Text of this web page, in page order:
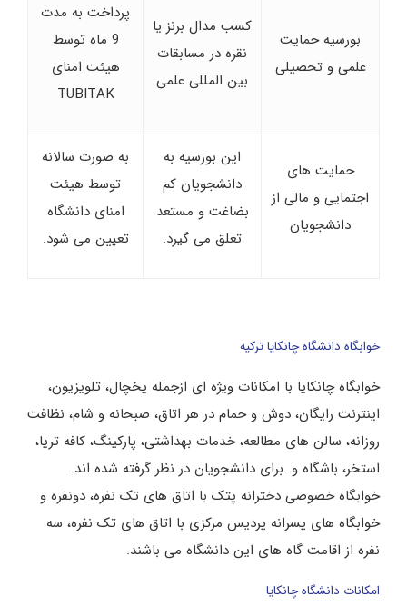
بورسیه حمایت
علمی و تحصیلی
کسب مدال برنز یا
نقره در مسابقات
بین المللی علمی
پرداخت به مدت
9 ماه توسط
هیئت امنای
TUBITAK
حمایت های
اجتمایی و مالی از
دانشجویان
این بورسیه به
دانشجویان کم
بضاغت و مستعد
تعلق می گیرد.
به صورت سالانه
توسط هیئت
امنای دانشگاه
تعیین می شود.
خوابگاه دانشگاه چانکایا ترکیه
خوابگاه چانکایا با امکانات ویژه ای ازجمله یخچال، تلویزیون،
اینترنت رایگان، دوش و حمام در هر اتاق، صبحانه و شام، نظافت
روزانه، سالن های مطالعه، خدمات بهداشتی، پارکینگ، کافه تریا،
استخر، باشگاه و…برای دانشجویان در نظر گرفته شده اند.
خوابگاه خصوصی دخترانه پتک با اتاق های تک نفره، دونفره و
خوابگاه های پسرانه پردیس مرکزی با اتاق های تک نفره، سه
نفره از اقامت گاه های این دانشگاه می باشند.
امکانات دانشگاه چانکایا